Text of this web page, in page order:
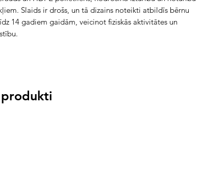
Slaids ir drošs, un tā dizains noteikti atbildīs bērnu
14 gadiem gaidām, veicinot fiziskās aktivitātes un